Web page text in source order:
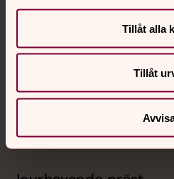
Tillåt alla
Tillåt
Hitta snabbt